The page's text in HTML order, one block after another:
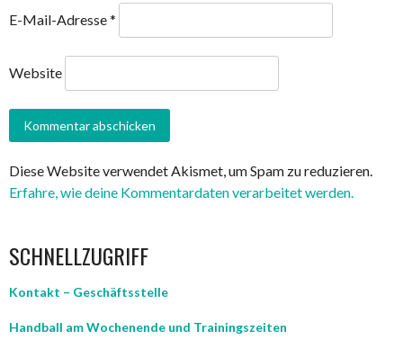
E-Mail-Adresse*
Website
Diese Website verwendet Akismet, um Spam zu reduzieren.
Erfahre, wie deine Kommentardaten verarbeitet werden.
SCHNELLZUGRIFF
Kontakt – Geschäftsstelle
Handball am Wochenende und Trainingszeiten